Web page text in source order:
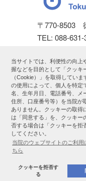
当サイトでは、利便性の向上
握などを目的として「クッキ
（Cookie）」を取得していま
の使用によって、個人を特定
名、生年月日、電話番号、メ
住所、口座番号等）を当院が
ありません。クッキーの取得
は「同意する」を、クッキー
否する場合は「クッキーを拒
してください。
当院のウェブサイトのご利用
ちら
クッキーを拒否す
る
〒770-8503
TEL: 088-631-